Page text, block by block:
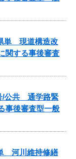
単 現道構造改
関する事後審査
/公共 通学路緊
事後審査型一般
河川維持修繕